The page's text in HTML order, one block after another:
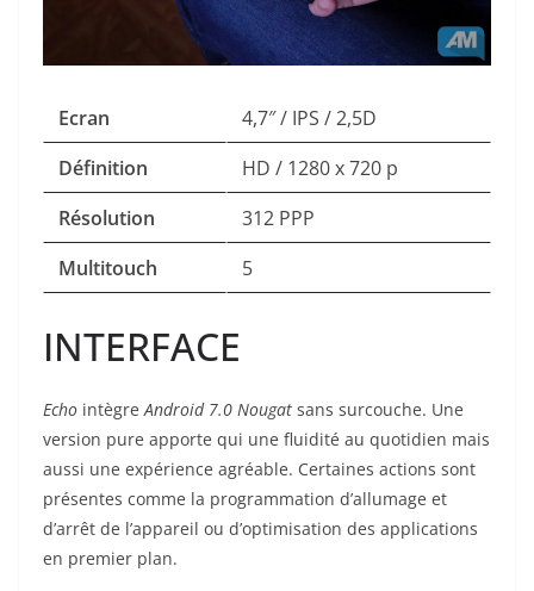
Ecran
4,7″ / IPS / 2,5D
Définition
HD / 1280 x 720 p
Résolution
312 PPP
Multitouch
5
INTERFACE
Echo intègre Android 7.0 Nougat sans surcouche. Une
version pure apporte qui une fluidité au quotidien mais
aussi une expérience agréable. Certaines actions sont
présentes comme la programmation d’allumage et
d’arrêt de l’appareil ou d’optimisation des applications
en premier plan.